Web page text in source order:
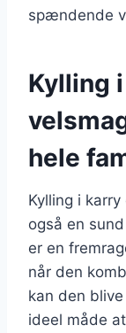
spændende
Kylling
hele
Kylling i
også en
er en
når den
kan den
ideel måde